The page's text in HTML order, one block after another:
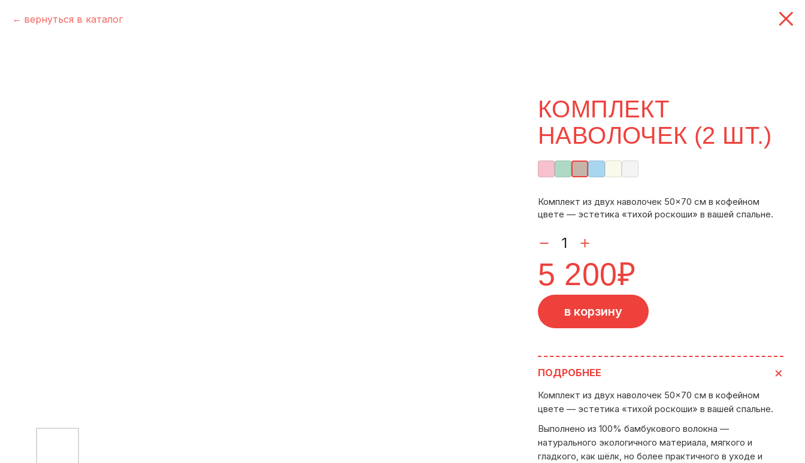
вернуться в каталог
КОМПЛЕКТ
НАВОЛОЧЕК (2 ШТ.)
Комплект из двух наволочек 50×70 см в кофейном
цвете — эстетика «тихой роскоши» в вашей спальне.
5 200₽
в корзину
ПОДРОБНЕЕ
Комплект из двух наволочек 50×70 см в кофейном
цвете — эстетика «тихой роскоши» в вашей спальне.
Выполнено из 100% бамбукового волокна —
натурального экологичного материала, мягкого и
гладкого, как шёлк, но более практичного в уходе и